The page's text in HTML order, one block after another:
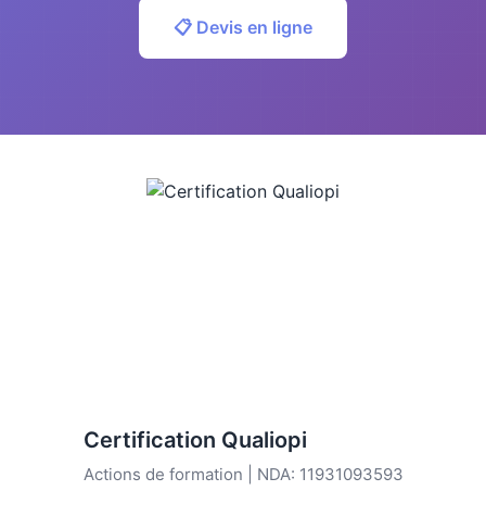
📋 Devis en ligne
Certification Qualiopi
Actions de formation | NDA: 11931093593